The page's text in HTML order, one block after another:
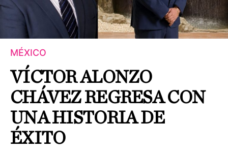
MÉXICO
VÍCTOR ALONZO
CHÁVEZ REGRESA CON
UNA HISTORIA DE
ÉXITO